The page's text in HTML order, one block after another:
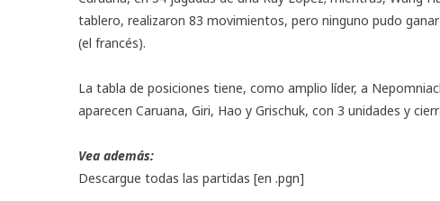
tablero, realizaron 83 movimientos, pero ninguno pudo
(el francés).
La tabla de posiciones tiene, como amplio líder, a
aparecen Caruana, Giri, Hao y Grischuk, con 3 unidades y
Vea además:
Descargue todas las partidas [en .pgn]